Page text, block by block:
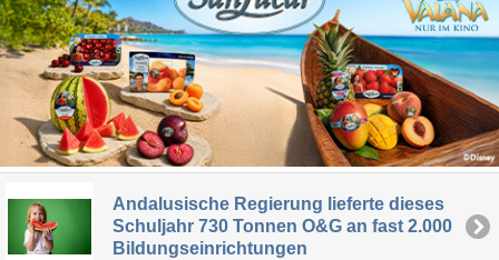
Andalusische Regierung lieferte dieses
Schuljahr 730 Tonnen O&G an fast 2.000
Bildungseinrichtungen